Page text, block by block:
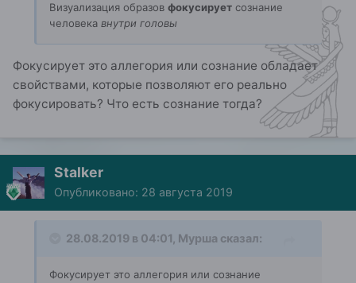
Визуализация образов фокусирует сознание
человека внутри головы
Фокусирует это аллегория или сознание обладает
свойствами, которые позволяют его реально
фокусировать? Что есть сознание тогда?
Stalker
Опубликовано: 28 августа 2019
28.08.2019 в 04:01, Мурша сказал:
Фокусирует это аллегория или сознание